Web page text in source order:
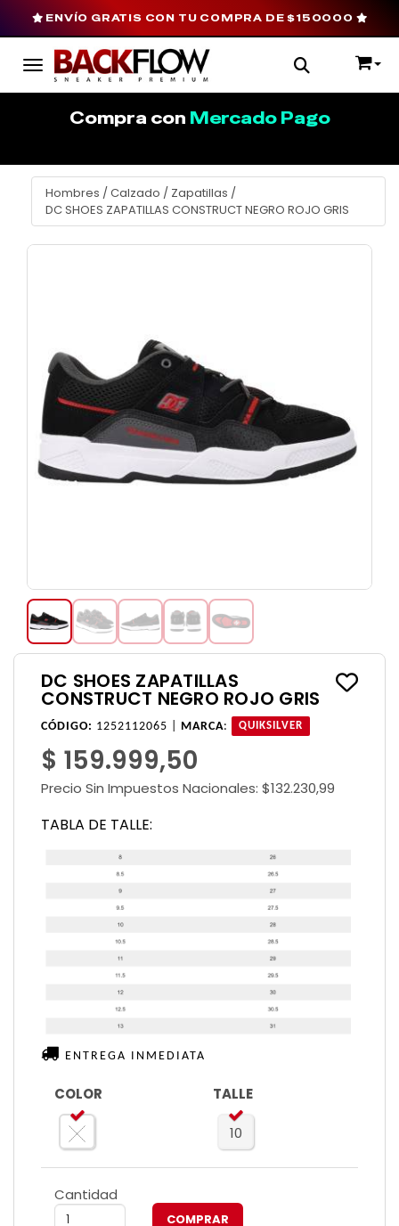
Toggle navigation
ENVÍO GRATIS CON TU COMPRA DE $150000
Compra con Mercado Pago
Hombres / Calzado / Zapatillas /
DC SHOES ZAPATILLAS CONSTRUCT NEGRO ROJO GRIS
DC SHOES ZAPATILLAS
CONSTRUCT NEGRO ROJO GRIS
CÓDIGO: 1252112065 | MARCA: QUIKSILVER
$ 159.999,50
Precio Sin Impuestos Nacionales: $132.230,99
TABLA DE TALLE:
ENTREGA INMEDIATA
COLOR TALLE
10
Cantidad